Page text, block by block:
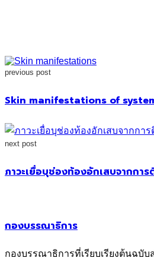
previous post
Skin manifestations of
next post
ภาวะเยื่อบุช่องท้องอักเสบจากการ
กองบรรณาธิการ
กองบรรณาธิการที่เรียบเรียงต้นฉบั